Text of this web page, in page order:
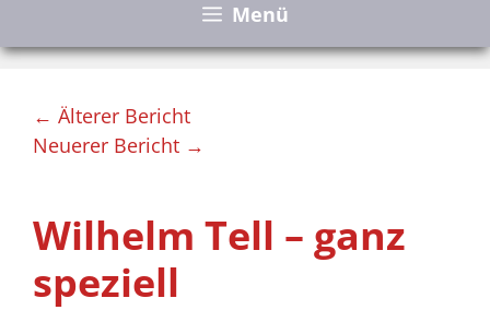
Menü
← Älterer Bericht
Neuerer Bericht →
Wilhelm Tell – ganz
speziell